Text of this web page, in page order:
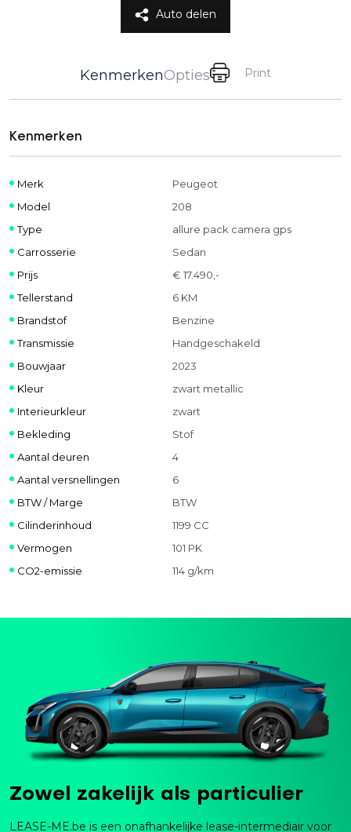
Auto delen
KenmerkenOpties Print
Kenmerken
Merk
Peugeot
Model
208
Type
allure pack camera gps
Carrosserie
Sedan
Prijs
€ 17.490,-
Tellerstand
6 KM
Brandstof
Benzine
Transmissie
Handgeschakeld
Bouwjaar
2023
Kleur
zwart metallic
Interieurkleur
zwart
Bekleding
Stof
Aantal deuren
4
Aantal versnellingen
6
BTW / Marge
BTW
Cilinderinhoud
1199 CC
Vermogen
101 PK
CO2-emissie
114 g/km
Zowel zakelijk als particulier
LEASE-ME.be is een onafhankelijke lease-intermediair voor